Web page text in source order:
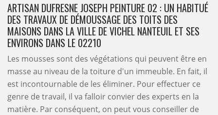
ARTISAN DUFRESNE JOSEPH PEINTURE 02 : UN HABITUÉ
DES TRAVAUX DE DÉMOUSSAGE DES TOITS DES
MAISONS DANS LA VILLE DE VICHEL NANTEUIL ET SES
ENVIRONS DANS LE 02210
Les mousses sont des végétations qui peuvent être en
masse au niveau de la toiture d'un immeuble. En fait, il
est incontournable de les éliminer. Pour effectuer ce
genre de travail, il va falloir convier des experts en la
matière. Par conséquent, on peut vous conseiller de